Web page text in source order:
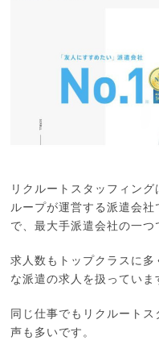
リクルートスタッフィン
ループが運営する派遣会
で、最大手派遣会社の一つ
求人数もトップクラスに多
な派遣の求人を扱っていま
同じ仕事でもリクルートス
声も多いです。